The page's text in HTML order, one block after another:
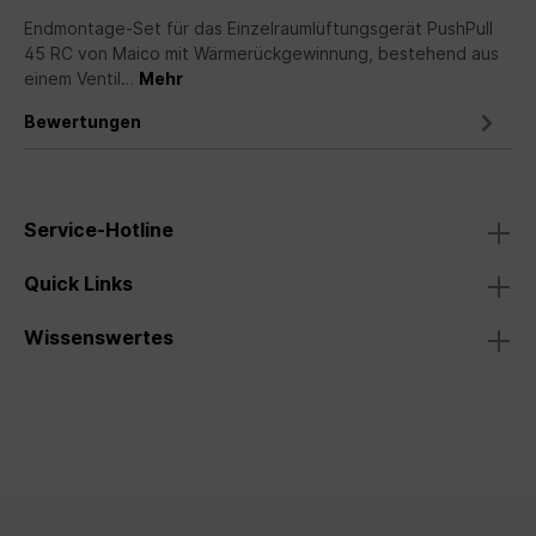
Endmontage-Set für das Einzelraumlüftungsgerät PushPull
45 RC von Maico mit Wärmerückgewinnung, bestehend aus
einem Ventil… Mehr
Bewertungen
Service-Hotline
Quick Links
Wissenswertes